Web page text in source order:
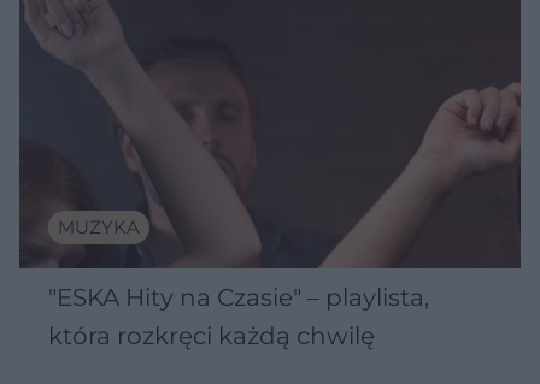
MUZYKA
"ESKA Hity na Czasie" – playlista,
która rozkręci każdą chwilę